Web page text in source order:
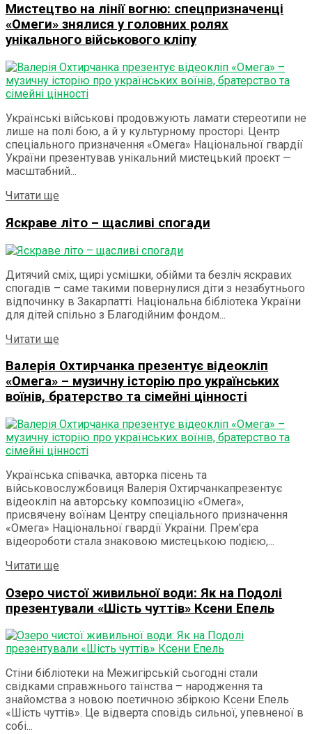
Мистецтво на лінії вогню: спецпризначенці
«Омеги» знялися у головних ролях
унікального військового кліпу
Українські військові продовжують ламати стереотипи не
лише на полі бою, а й у культурному просторі. Центр
спеціального призначення «Омега» Національної гвардії
України презентував унікальний мистецький проєкт —
масштабний...
Читати ще
Яскраве літо – щасливі спогади
Дитячий сміх, щирі усмішки, обійми та безліч яскравих
спогадів – саме такими повернулися діти з незабутнього
відпочинку в Закарпатті. Національна бібліотека України
для дітей спільно з Благодійним фондом...
Читати ще
Валерія Охтирчанка презентує відеокліп
«Омега» – музичну історію про українських
воїнів, братерство та сімейні цінності
Українська співачка, авторка пісень та
військовослужбовиця Валерія Охтирчанкапрезентує
відеокліп на авторську композицію «Омега»,
присвячену воїнам Центру спеціального призначення
«Омега» Національної гвардії України. Прем'єра
відеороботи стала знаковою мистецькою подією,...
Читати ще
Озеро чистої живильної води: Як на Подолі
презентували «Шість чуттів» Ксени Епель
Стіни бібліотеки на Межигірській сьогодні стали
свідками справжнього таїнства – народження та
знайомства з новою поетичною збіркою Ксени Епель
«Шість чуттів». Це відверта сповідь сильної, упевненої в
собі...